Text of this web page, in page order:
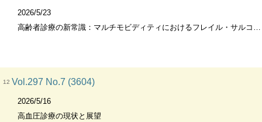
2026/5/23
高齢者診療の新常識：マルチモビディティにおけるフレイル・サルコペニア管理を考える
12 Vol.297 No.7 (3604)
2026/5/16
高血圧診療の現状と展望